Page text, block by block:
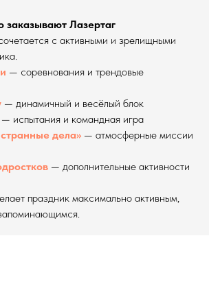
заказывают Лазертаг
с активными и зрелищными
— соревнования и трендовые
— динамичный и весёлый блок
— испытания и командная игра
дела» — атмосферные миссии
— дополнительные активности
праздник максимально активным,